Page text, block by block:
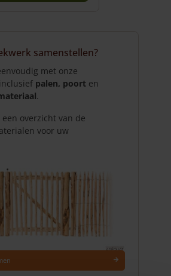
samenstellen?
met onze
palen, poort en
.
overzicht van de
voor uw